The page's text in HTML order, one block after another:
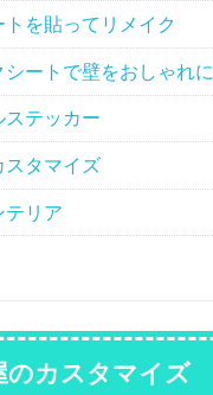
を貼ってリメイク
ートで壁をおしゃれに
テッカー
タマイズ
リア
のカスタマイズ